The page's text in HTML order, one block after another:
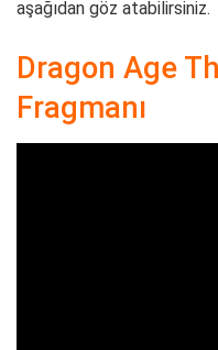
aşağıdan göz atabilirsiniz.
Dragon Age
Fragmanı